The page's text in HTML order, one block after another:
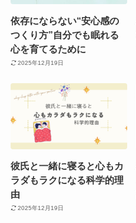
依存にならない“安心感の
つくり方”自分でも眠れる
心を育てるために
2025年12月19日
彼氏と一緒に寝ると心もカ
ラダもラクになる科学的理
由
2025年12月19日